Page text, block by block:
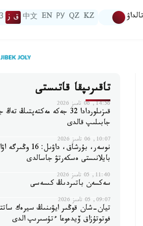
تالداۋ KZ
QZ
РУ
EN
中文 ق ز
تاقىرىپقا قاتىستى
14:56, 06 تامىز 2026
قىزىلوردادا 32 جەكە مەكتەپتىڭ
جابىلىپ قالدى
10:07, 06 تامىز 2026
نوسەر، بۇرشاق، داۋىل: 16
بايلانىستى ەسكەرتۋ جاسالدى
11:40, 05 تامىز 2026
سەكسەن باتىردىڭ كىسەسى
09:07, 05 تامىز 2026
تيان-شان قوڭىر ايۋىنىڭ سيرەك
فوتوتۇزاق ۆيدەوعا ءتۇسىرىپ الدى